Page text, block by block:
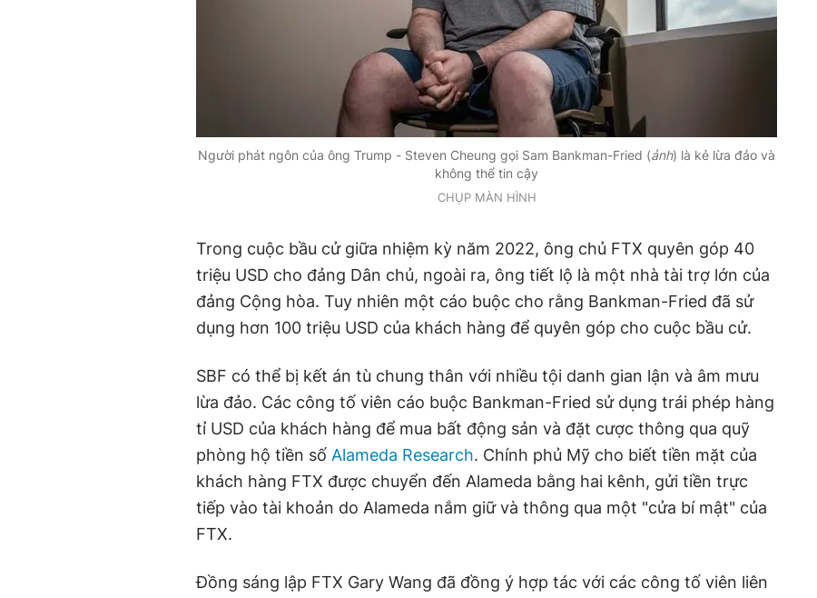
Người phát ngôn của ông Trump - Steven Cheung gọi Sam Bankman-Fried (ảnh) là kẻ lừa đảo và
không thể tin cậy
CHỤP MÀN HÌNH
Trong cuộc bầu cử giữa nhiệm kỳ năm 2022, ông chủ FTX quyên góp 40
triệu USD cho đảng Dân chủ, ngoài ra, ông tiết lộ là một nhà tài trợ lớn của
đảng Cộng hòa. Tuy nhiên một cáo buộc cho rằng Bankman-Fried đã sử
dụng hơn 100 triệu USD của khách hàng để quyên góp cho cuộc bầu cử.
SBF có thể bị kết án tù chung thân với nhiều tội danh gian lận và âm mưu
lừa đảo. Các công tố viên cáo buộc Bankman-Fried sử dụng trái phép hàng
tỉ USD của khách hàng để mua bất động sản và đặt cược thông qua quỹ
phòng hộ tiền số Alameda Research. Chính phủ Mỹ cho biết tiền mặt của
khách hàng FTX được chuyển đến Alameda bằng hai kênh, gửi tiền trực
tiếp vào tài khoản do Alameda nắm giữ và thông qua một "cửa bí mật" của
FTX.
Đồng sáng lập FTX Gary Wang đã đồng ý hợp tác với các công tố viên liên